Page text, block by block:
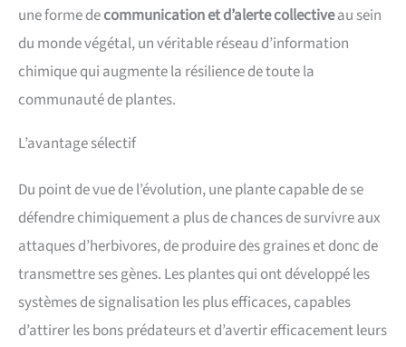
une forme decommunication et d’alerte collectiveau sein
du monde végétal, un véritable réseau d’information
chimique qui augmente la résilience de toute la
communauté de plantes.
L’avantage sélectif
Du point de vue de l’évolution, une plante capable de se
défendre chimiquement a plus de chances de survivre aux
attaques d’herbivores, de produire des graines et donc de
transmettre ses gènes. Les plantes qui ont développé les
systèmes de signalisation les plus efficaces, capables
d’attirer les bons prédateurs et d’avertir efficacement leurs